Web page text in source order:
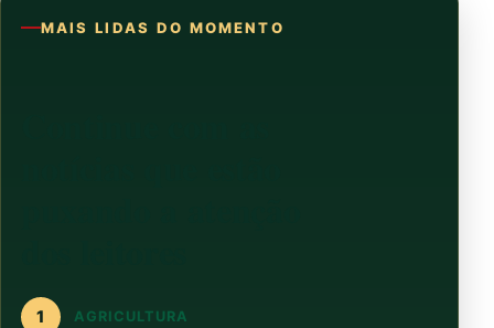
MAIS LIDAS DO MOMENTO
1 AGRICULTURA